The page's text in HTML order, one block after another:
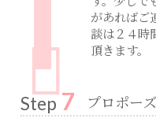
があればご
談は２４時
頂きます。
Step 7 プロポー